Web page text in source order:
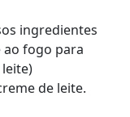
ingredientes
ao fogo para
de leite.